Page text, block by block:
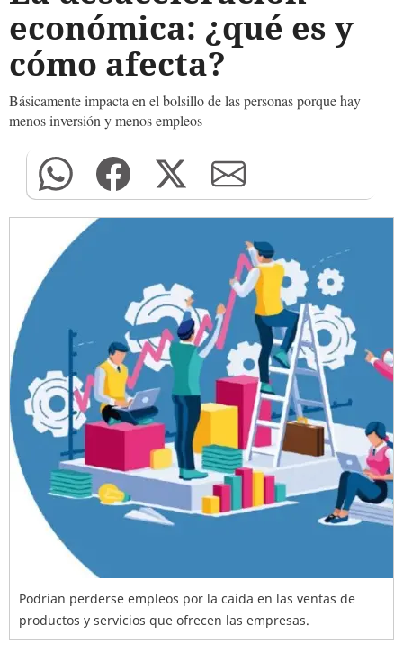
económica: ¿qué es y
cómo afecta?
Básicamente impacta en el bolsillo de las personas porque hay
menos inversión y menos empleos
Podrían perderse empleos por la caída en las ventas de
productos y servicios que ofrecen las empresas.